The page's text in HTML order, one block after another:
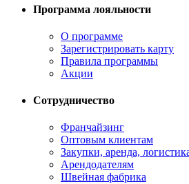
Программа лояльности
О программе
Зарегистрировать карту
Правила программы
Акции
Сотрудничество
Франчайзинг
Оптовым клиентам
Закупки, аренда,
Арендодателям
Швейная фабрика